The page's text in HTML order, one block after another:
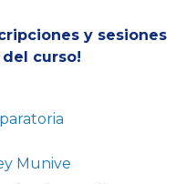
y sesiones
curso!
Munive